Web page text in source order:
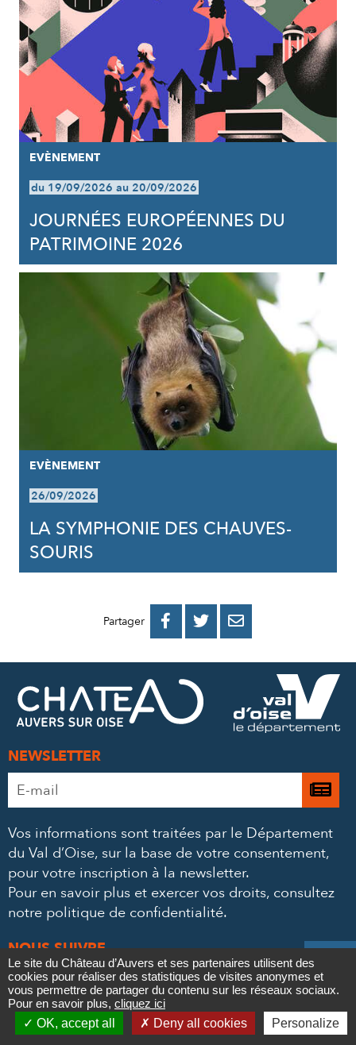
Contact

Newsletter
EVÈNEMENT
du 19/09/2026 au 20/09/2026
JOURNÉES EUROPÉENNES DU
PATRIMOINE 2026
EVÈNEMENT
26/09/2026
LA SYMPHONIE DES CHAUVES-
SOURIS
Partager 
PARTAGER
FACEBOOK
PARTAGER
PARTAGER
MAIL
NEWSLETTER
Adresse
e-
*
Je
à
Vos informations sont traitées par le Département
du Val d’Oise, sur la base de votre consentement,
pour votre inscription à la newsletter.
Pour en savoir plus et exercer vos droits, consultez
notre politique de confidentialité.
NOUS SUIVRE
Le
Château

Le
Château

Le
Château

Le
Château

Mentions légales Politique de confidentialité
Crédits
Partenaires & Mécènes
Recrutement Marchés publics
Le site du Château d’Auvers et ses partenaires utilisent des
cookies pour réaliser des statistiques de visites anonymes et
vous permettre de partager du contenu sur les réseaux sociaux.
Pour en savoir plus, cliquez ici
OK, accept all
Deny all cookies Personalize